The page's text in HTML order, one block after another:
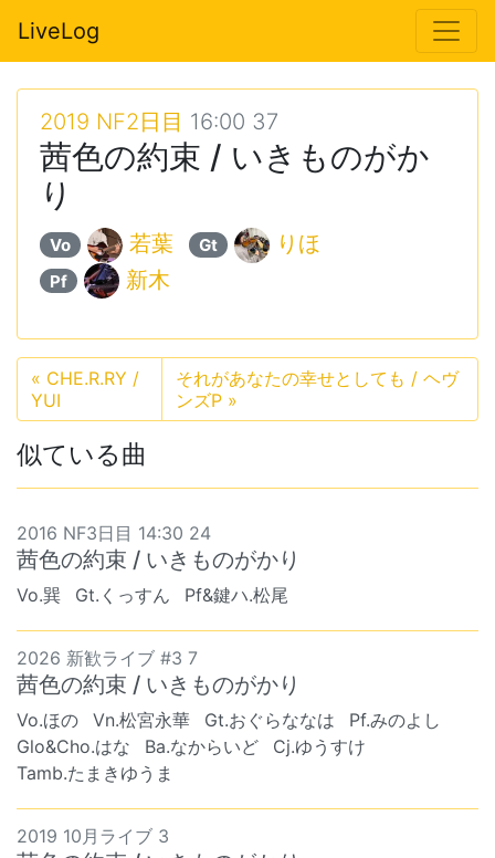
LiveLog
2019 NF2日目 16:00 37
茜色の約束 / いきものがか
り
Vo 若葉 Gt りほ
Pf 新木
« CHE.R.RY /
YUI
それがあなたの幸せとしても / ヘヴ
ンズP »
似ている曲
2016 NF3日目 14:30 24
茜色の約束 / いきものがかり
Vo.巽 Gt.くっすん Pf&鍵ハ.松尾
2026 新歓ライブ #3 7
茜色の約束 / いきものがかり
Vo.ほの Vn.松宮永華 Gt.おぐらななは
Pf.みのよし
Glo&Cho.はな
Ba.なからいど
Cj.ゆうすけ
Tamb.たまきゆうま
2019 10月ライブ 3